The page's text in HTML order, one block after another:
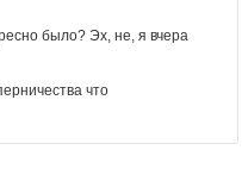
было? Эх, не, я вчера
что
всё время идут с